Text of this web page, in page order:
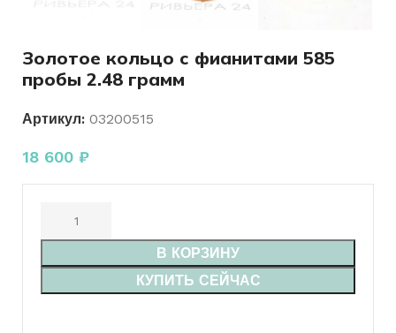
Золотое кольцо с фианитами 585
пробы 2.48 грамм
Артикул: 03200515
18 600 ₽
В КОРЗИНУ
КУПИТЬ СЕЙЧАС